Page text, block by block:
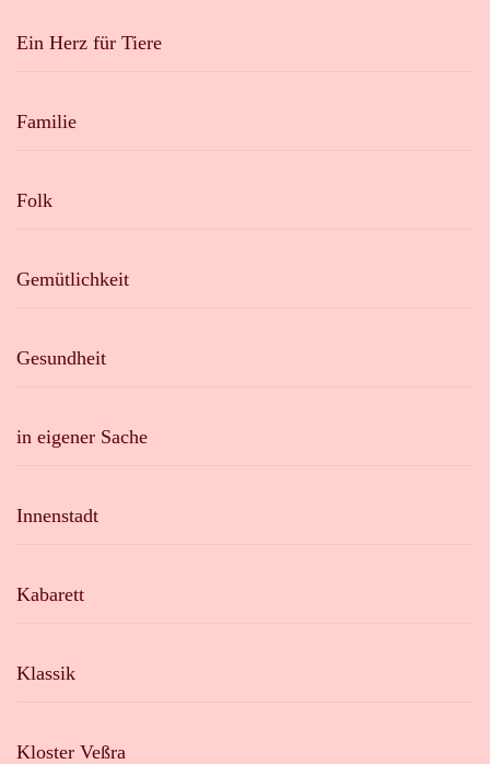
Ein Herz für Tiere
Familie
Folk
Gemütlichkeit
Gesundheit
in eigener Sache
Innenstadt
Kabarett
Klassik
Kloster Veßra